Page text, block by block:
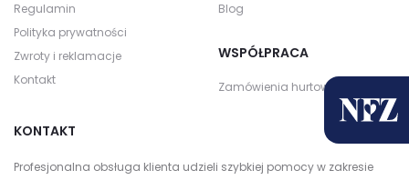
Regulamin
Polityka prywatności
Zwroty i reklamacje
Kontakt
Blog
WSPÓŁPRACA
Zamówienia hurtowe
KONTAKT
Profesjonalna obsługa klienta udzieli szybkiej pomocy w zakresie